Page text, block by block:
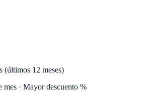
(últimos 12 meses)
mes · Mayor descuento %